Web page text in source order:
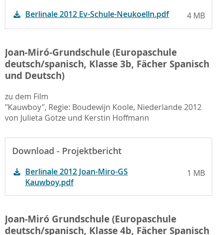
Berlinale 2012 Ev-Schule-Neukoelln.pdf 4 MB
Joan-Miró-Grundschule (Europaschule
deutsch/spanisch, Klasse 3b, Fächer Spanisch
und Deutsch)
zu dem Film
"Kauwboy", Regie: Boudewijn Koole, Niederlande 2012
von Julieta Götze und Kerstin Hoffmann
Download - Projektbericht
Berlinale 2012 Joan-Miro-GS
Kauwboy.pdf
1 MB
Joan-Miró Grundschule (Europaschule
deutsch/spanisch, Klasse 4b, Fächer Spanisch